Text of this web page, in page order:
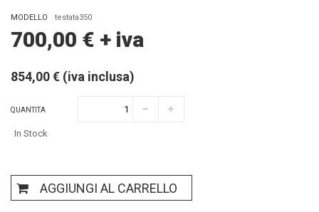
MODELLO testata350
700,00 € + iva
854,00 € (iva inclusa)
QUANTITA
In Stock
AGGIUNGI AL CARRELLO